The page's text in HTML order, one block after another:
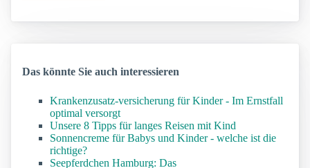
Das könnte Sie auch interessieren
Krankenzusatz-versicherung für Kinder - Im Ernstfall
optimal versorgt
Unsere 8 Tipps für langes Reisen mit Kind
Sonnencreme für Babys und Kinder - welche ist die
richtige?
Seepferdchen Hamburg: Das